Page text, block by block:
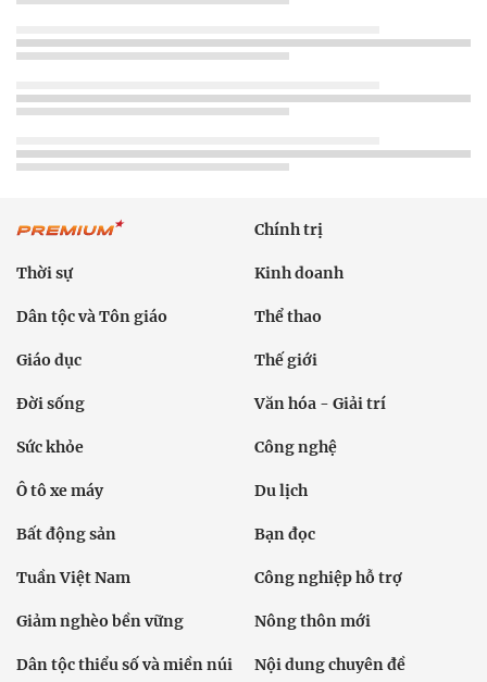
Chính trị
Thời sự Kinh doanh
Dân tộc và Tôn giáo Thể thao
Giáo dục Thế giới
Đời sống Văn hóa - Giải trí
Sức khỏe Công nghệ
Ô tô xe máy Du lịch
Bất động sản Bạn đọc
Tuần Việt Nam Công nghiệp hỗ trợ
Giảm nghèo bền vững Nông thôn mới
Dân tộc thiểu số và miền núi Nội dung chuyên đề